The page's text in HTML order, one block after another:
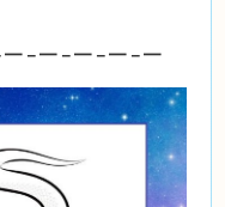
━－━－━－━－━